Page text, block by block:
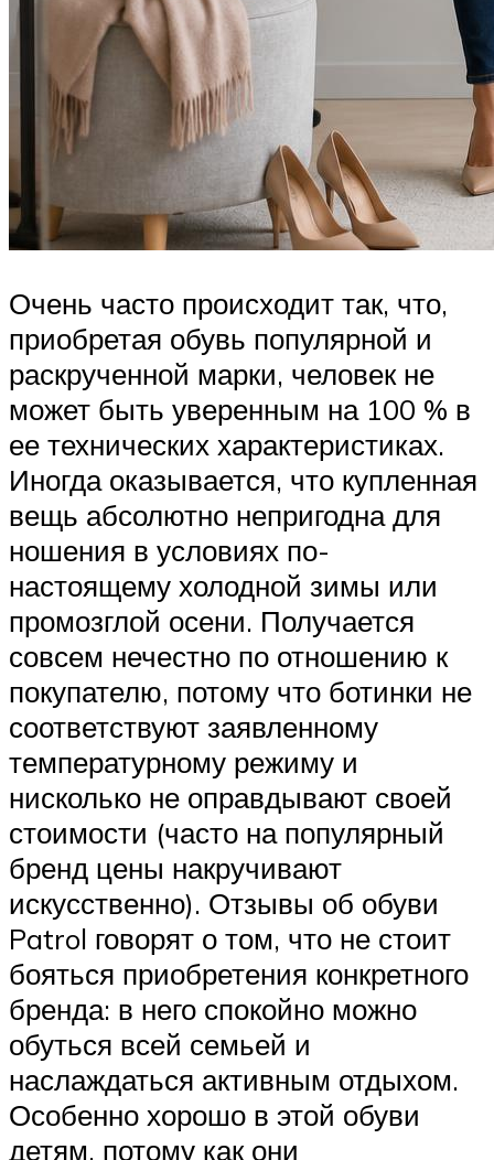
Очень часто происходит так, что,
приобретая обувь популярной и
раскрученной марки, человек не
может быть уверенным на 100 % в
ее технических характеристиках.
Иногда оказывается, что купленная
вещь абсолютно непригодна для
ношения в условиях по-
настоящему холодной зимы или
промозглой осени. Получается
совсем нечестно по отношению к
покупателю, потому что ботинки не
соответствуют заявленному
температурному режиму и
нисколько не оправдывают своей
стоимости (часто на популярный
бренд цены накручивают
искусственно). Отзывы об обуви
Patrol говорят о том, что не стоит
бояться приобретения конкретного
бренда: в него спокойно можно
обуться всей семьей и
наслаждаться активным отдыхом.
Особенно хорошо в этой обуви
детям, потому как они